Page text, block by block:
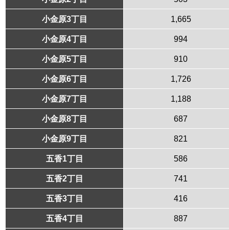
小金原3丁目 1,665
小金原4丁目 994
小金原5丁目 910
小金原6丁目 1,726
小金原7丁目 1,188
小金原8丁目 687
小金原9丁目 821
五香1丁目 586
五香2丁目 741
五香3丁目 416
五香4丁目 887